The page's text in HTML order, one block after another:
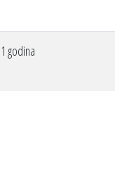
1 godina